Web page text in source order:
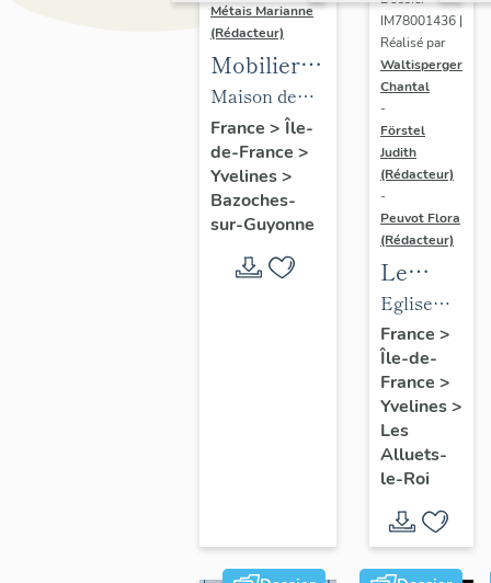
Métais Marianne
(Rédacteur)
Mobilier
de la
maison
Louis
Carré
Maison de
villégiature
dite maison
Louis Carré
France > Île-
de-France >
Yvelines>
Bazoches-
sur-Guyonne
IM78001436 |
Réalisé par
Waltisperger
Chantal
-
Förstel
Judith
(Rédacteur)
-
Peuvot Flora
(Rédacteur)
Le
mobilier
de
l'église
Saint-
Nicolas
Eglise
paroissiale
Saint-
Nicolas
France >
Île-de-
France >
Yvelines>
Les
Alluets-
le-Roi